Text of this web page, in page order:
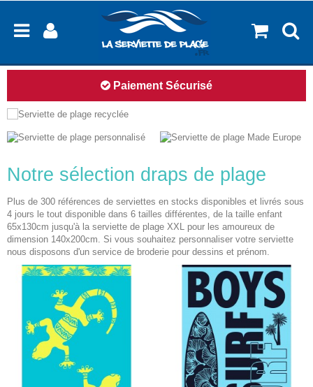
14 jours pour changer d'avis
Notre sélection draps de plage
Plus de 300 références de serviettes en stocks disponibles et livrés sous
4 jours le tout disponible dans 6 tailles différentes, de la taille enfant
65x130cm jusqu'à la serviette de plage XXL pour les amoureux de
dimension 140x200cm. Si vous souhaitez personnaliser votre serviette
nous disposons d'un service de broderie pour dessins et prénom.